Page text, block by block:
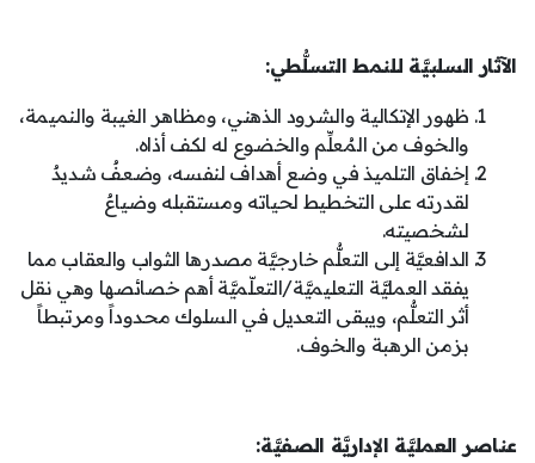
الآثار السلبيَّة للنمط التسلُّطي:
ظهور الإتكالية والشرود الذهني، ومظاهر الغيبة والنميمة،
والخوف من المُعلِّم والخضوع له لكف أذاه.
إخفاق التلميذ في وضع أهداف لنفسه، وضعفٌ شديدٌ
لقدرته على التخطيط لحياته ومستقبله وضياعٌ
لشخصيته.
الدافعيَّة إلى التعلُّم خارجيَّة مصدرها الثواب والعقاب مما
يفقد العمليَّة التعليميَّة/التعلّميَّة أهم خصائصها وهي نقل
أثر التعلُّم، ويبقى التعديل في السلوك محدوداً ومرتبطاً
بزمن الرهبة والخوف.
عناصر العمليَّة الإداريَّة الصفيَّة: